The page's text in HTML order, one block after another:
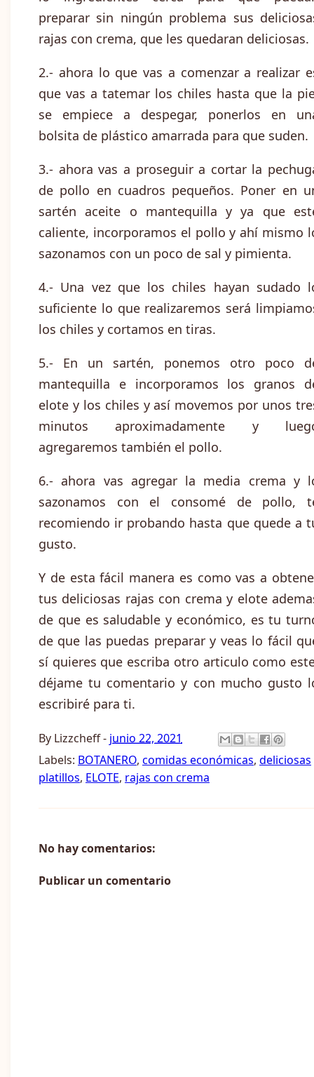
preparar sin ningún problema sus
rajas con crema, que les quedaran deliciosas.
2.- ahora lo que vas a comenzar a realizar
que vas a tatemar los chiles hasta que la
se empiece a despegar, ponerlos en
bolsita de plástico amarrada para que suden.
3.- ahora vas a proseguir a cortar la
de pollo en cuadros pequeños. Poner en
sartén aceite o mantequilla y ya que
caliente, incorporamos el pollo y ahí mismo
sazonamos con un poco de sal y pimienta.
4.- Una vez que los chiles hayan sudado
suficiente lo que realizaremos será
los chiles y cortamos en tiras.
5.- En un sartén, ponemos otro poco
mantequilla e incorporamos los granos
elote y los chiles y así movemos por unos
minutos aproximadamente y
agregaremos también el pollo.
6.- ahora vas agregar la media crema y
sazonamos con el consomé de pollo,
recomiendo ir probando hasta que quede a
gusto.
Y de esta fácil manera es como vas a
tus deliciosas rajas con crema y elote
de que es saludable y económico, es tu
de que las puedas preparar y veas lo fácil
sí quieres que escriba otro articulo como
déjame tu comentario y con mucho gusto
escribiré para ti.
By Lizzcheff- junio 22, 2021
Labels: BOTANERO, comidas económicas, deliciosas
platillos, ELOTE, rajas con crema
No hay comentarios:
Publicar un comentario